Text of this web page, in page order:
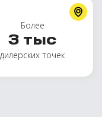
Более
3 тыс
дилерских точек